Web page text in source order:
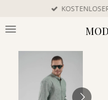
springen